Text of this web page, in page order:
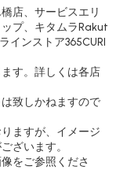
店、サービスエリ
プ、キタムラRakut
インストア365CURI
す。詳しくは各店
致しかねますので
ますが、イメージ
ざいます。
をご参照くださ